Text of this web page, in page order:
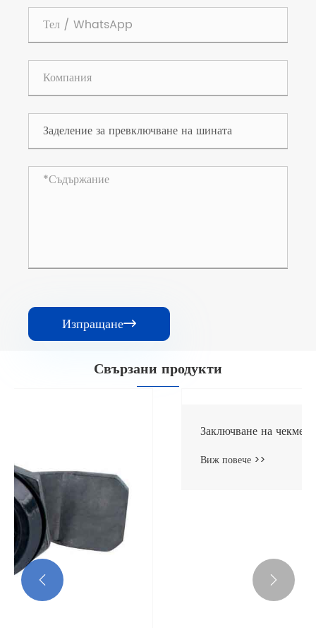
Изпращане
Свързани продукти
 